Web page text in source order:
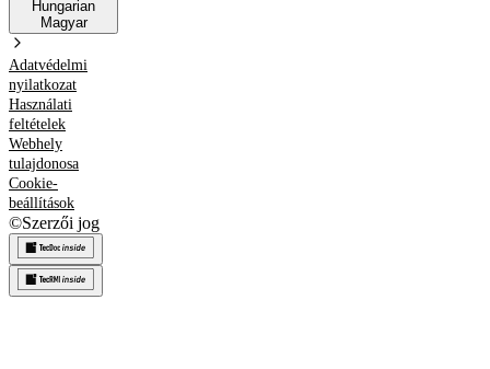
Hungarian
Magyar
Adatvédelmi
nyilatkozat
Használati
feltételek
Webhely
tulajdonosa
Cookie-
beállítások
©Szerzői jog